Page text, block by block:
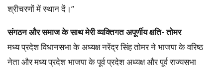
श्रीचरणों में स्थान दें।’’
संगठन और समाज के साथ मेरी व्यक्तिगत अपूर्णीय क्षति- तोमर
मध्य प्रदेश विधानसभा के अध्यक्ष नरेंद्र सिंह तोमर ने भाजपा के वरिष्ठ
नेता और मध्य प्रदेश भाजपा के पूर्व प्रदेश अध्यक्ष और पूर्व राज्यसभा